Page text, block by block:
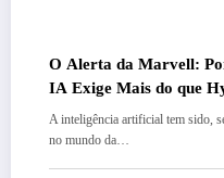
O Alerta da Marvell:
IA Exige Mais do que
A inteligência artificial tem sido,
no mundo da…